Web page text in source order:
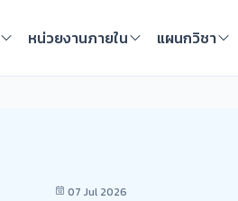
หน่วยงานภายใน แผนกวิชา
07 Jul 2026